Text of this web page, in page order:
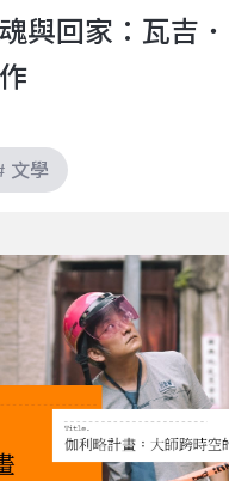
與回家：瓦吉．
文學
跨時空的漫長共振